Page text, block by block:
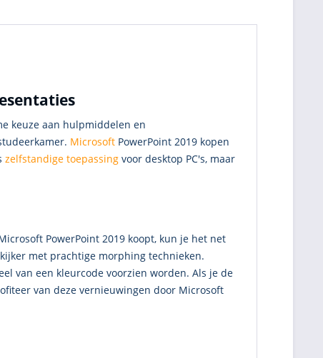
keuze aan hulpmiddelen en
Microsoft PowerPoint 2019 kopen
zelfstandige toepassing voor desktop PC's, maar
PowerPoint 2019 koopt, kun je het net
met prachtige morphing technieken.
van een kleurcode voorzien worden. Als je de
van deze vernieuwingen door Microsoft